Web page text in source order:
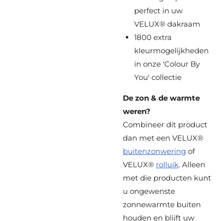
perfect in uw
VELUX® dakraam
1800 extra
kleurmogelijkheden
in onze 'Colour By
You' collectie
De zon & de warmte
weren?
Combineer dit product
dan met een VELUX®
buitenzonwering of
VELUX® rolluik. Alleen
met die producten kunt
u ongewenste
zonnewarmte buiten
houden en blijft uw